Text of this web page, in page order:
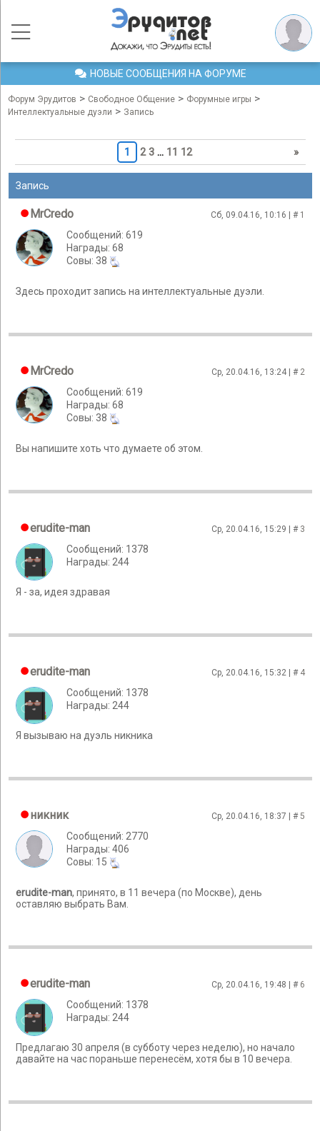
НОВЫЕ СООБЩЕНИЯ НА ФОРУМЕ
Форум Эрудитов > Свободное Общение > Форумные игры >
Интеллектуальные дуэли > Запись
1 2 3 … 11 12 »
Запись
MrCredo Сб, 09.04.16, 10:16 | # 1
Сообщений: 619
Награды: 68
Cовы: 38
Здесь проходит запись на интеллектуальные дуэли.
MrCredo Ср, 20.04.16, 13:24 | # 2
Сообщений: 619
Награды: 68
Cовы: 38
Вы напишите хоть что думаете об этом.
erudite-man Ср, 20.04.16, 15:29 | # 3
Сообщений: 1378
Награды: 244
Я - за, идея здравая
erudite-man Ср, 20.04.16, 15:32 | # 4
Сообщений: 1378
Награды: 244
Я вызываю на дуэль никника
никник Ср, 20.04.16, 18:37 | #5
Сообщений: 2770
Награды: 406
Cовы: 15
erudite-man, принято, в 11 вечера (по Москве), день
оставляю выбрать Вам.
erudite-man Ср, 20.04.16, 19:48 | # 6
Сообщений: 1378
Награды: 244
Предлагаю 30 апреля (в субботу через неделю), но начало
давайте на час пораньше перенесём, хотя бы в 10 вечера.